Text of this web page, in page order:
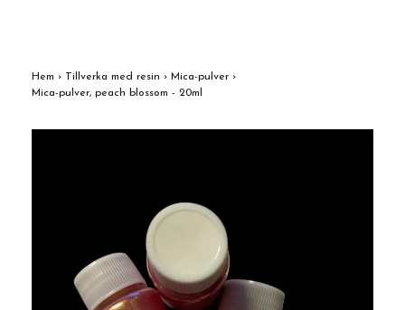
Hem › Tillverka med resin › Mica-pulver ›
Mica-pulver, peach blossom - 20ml